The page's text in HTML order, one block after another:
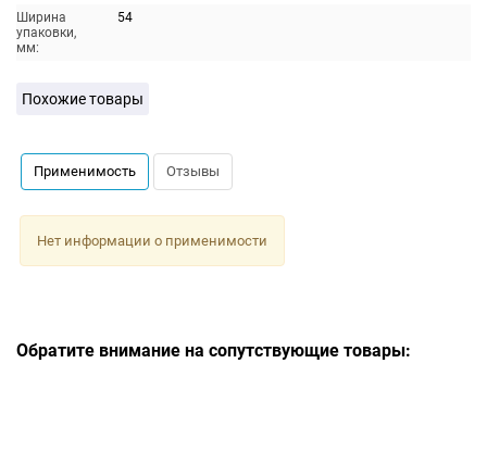
Ширина
упаковки,
мм:
54
Похожие товары
Применимость Отзывы
Нет информации о применимости
Обратите внимание на сопутствующие товары: